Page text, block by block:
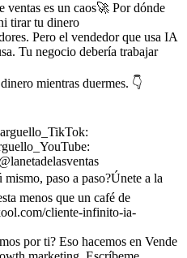
ventas es un caos🚀 Por dónde
tirar tu dinero
Pero el vendedor que usa IA
Tu negocio debería trabajar
mientras duermes. 👇
paso a paso?Únete a la
menos que un café de
cliente-infinito-ia-
por ti? Eso hacemos en Vende